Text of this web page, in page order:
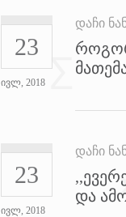
23
ივლ, 2018
დაჩი
23
ივლ, 2018
დაჩი
და